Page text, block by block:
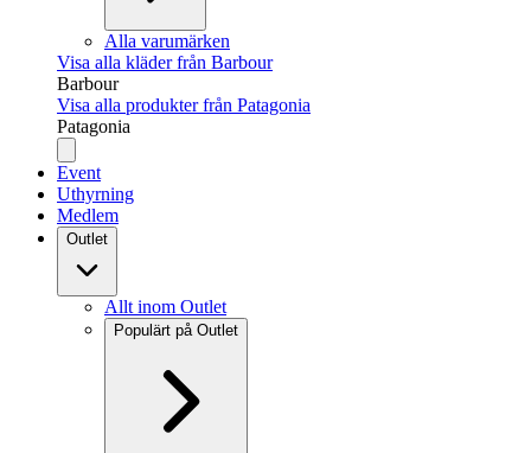
Alla varumärken
Visa alla kläder från Barbour
Barbour
Visa alla produkter från Patagonia
Patagonia
Event
Uthyrning
Medlem
Outlet
Allt inom Outlet
Populärt på Outlet